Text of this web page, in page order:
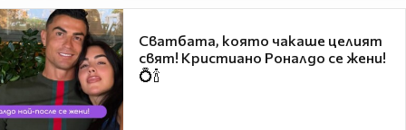
Сватбата, която чакаше целият
свят! Кристиано Роналдо се жени!
💍🍾